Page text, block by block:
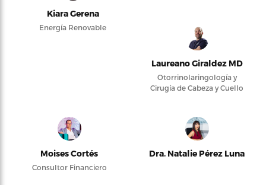
Kiara Gerena
Energía Renovable
Laureano Giraldez MD
Otorrinolaringología y
Cirugía de Cabeza y Cuello
Moises Cortés
Consultor Financiero
Dra. Natalie Pérez Luna